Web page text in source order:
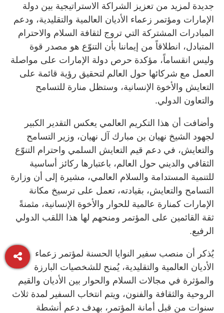
جديدة لمزيد من تعزيز الشراكة الاستراتيجية بين دولة
الإمارات ومؤتمر زعماء الأديان العالمية والتقليدية، ودعم
المبادرات المشتركة التي تروج لثقافة السلام والاحترام
المتبادل، انطلاقاً من إيماننا بأن التنوّع هو مصدر قوة
وليس انقساماً، مؤكدة حرص دولة الإمارات على مواصلة
العمل مع شركائها حول العالم لتحقيق رؤية قائمة على
التعايش والأخوة الإنسانية، وستظل منارة للتسامح
والتعاون الدولي.
وأضافت أن هذا التكريم العالمي يعكس التقدير الكبير
لجهود الشيخ نهيان بن مبارك آل نهيان، وزير التسامح
والتعايش، في دعم قيم التعايش السلمي واحترام التنوّع
الثقافي والديني حول العالم، باعتبارها ركائز أساسية
للتنمية المستدامة والسلام العالمي، مشيرة إلى أن وزارة
التسامح والتعايش، بقيادته، تعمل على ترسيخ مكانة
الإمارات كمنارة عالمية للحوار والأخوة الإنسانية، مثمنةً
ثقة القائمين على المؤتمر ومنحهم لها هذا اللقب الدولي
الرفيع.
يُذكر أن منصب سفير النوايا الحسنة لمؤتمر زعماء
الأديان العالمية والتقليدية، يُمنح للشخصيات البارزة
والمؤثرة في مجالات السلام والحوار بين الأديان والقيم
الروحية والثقافة والفنون، ويتم انتخاب السفير لمدة ثلاث
سنوات من قبل أمانة المؤتمر، بهدف دعم أنشطة